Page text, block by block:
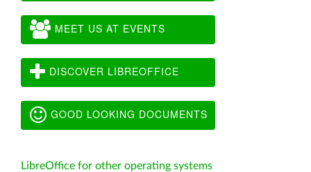
MEET US AT EVENTS
DISCOVER LIBREOFFICE
GOOD LOOKING DOCUMENTS
LibreOffice for other operating systems